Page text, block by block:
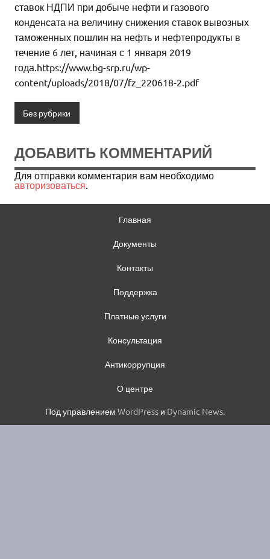
ставок НДПИ при добыче нефти и газового
конденсата на величину снижения ставок вывозных
таможенных пошлин на нефть и нефтепродукты в
течение 6 лет, начиная с 1 января 2019
года.https://www.bg-srp.ru/wp-
content/uploads/2018/07/fz_220618-2.pdf
Без рубрики
ДОБАВИТЬ КОММЕНТАРИЙ
Для отправки комментария вам необходимо
авторизоваться.
Главная
Документы
Контакты
Поддержка
Платные услуги
Консультация
Антикоррупция
О центре
Под управлением WordPress и Dynamic News.